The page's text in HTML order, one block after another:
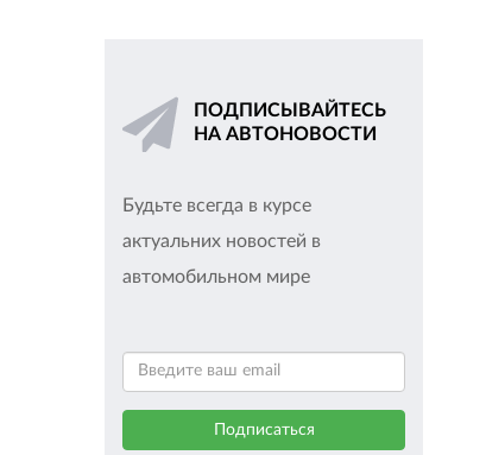
ПОДПИСЫВАЙТЕСЬ
НА АВТОНОВОСТИ
Будьте всегда в курсе
актуальних новостей в
автомобильном мире